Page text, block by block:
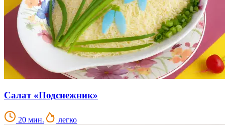
Салат «Подснежник»
20 мин. легко